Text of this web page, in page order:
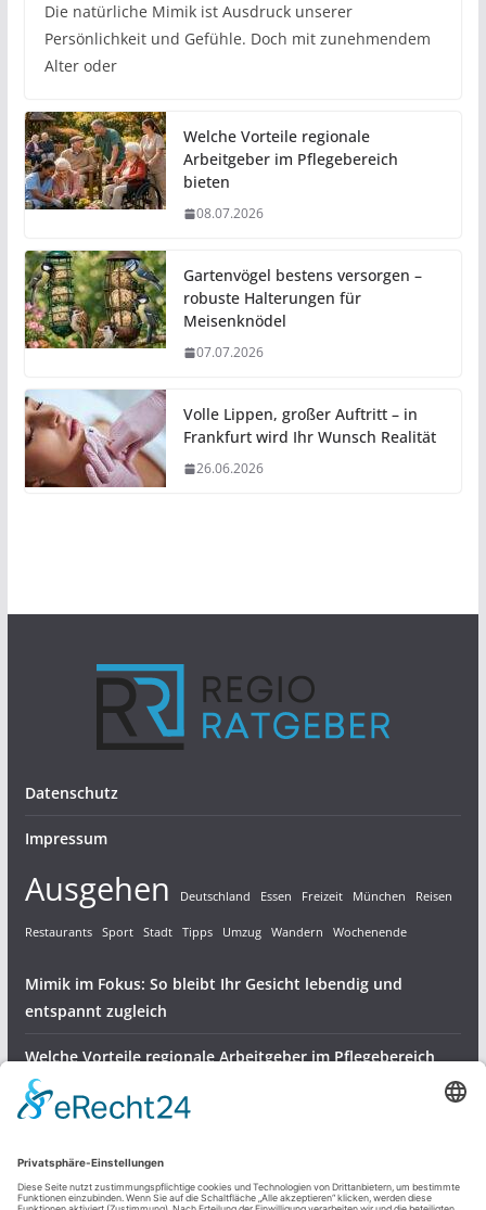
Die natürliche Mimik ist Ausdruck unserer
Persönlichkeit und Gefühle. Doch mit zunehmendem
Alter oder
Welche Vorteile regionale
Arbeitgeber im Pflegebereich
bieten
08.07.2026
Gartenvögel bestens versorgen –
robuste Halterungen für
Meisenknödel
07.07.2026
Volle Lippen, großer Auftritt – in
Frankfurt wird Ihr Wunsch Realität
26.06.2026
Datenschutz
Impressum
Ausgehen Deutschland Essen Freizeit München Reisen
Restaurants Sport Stadt Tipps Umzug Wandern Wochenende
Mimik im Fokus: So bleibt Ihr Gesicht lebendig und
entspannt zugleich
Welche Vorteile regionale Arbeitgeber im Pflegebereich
bieten
Meisenknödel
Dienstleistungen & Produkte